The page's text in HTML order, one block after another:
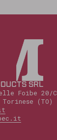
SRL
Foibe 20/C
(TO)
pec.it